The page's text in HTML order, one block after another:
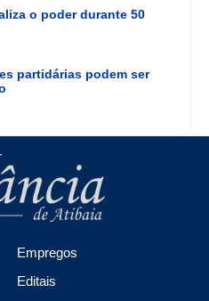
o poder durante 50
partidárias podem ser
Empregos
Editais